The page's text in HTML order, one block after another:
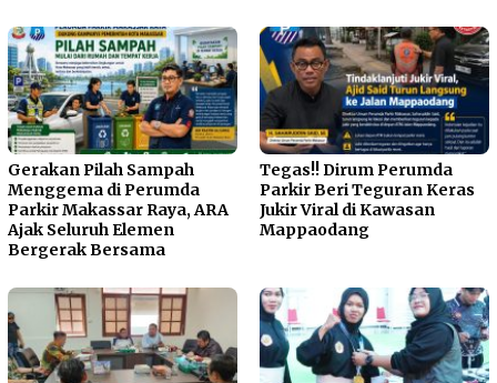
Gerakan Pilah Sampah
Menggema di Perumda
Parkir Makassar Raya, ARA
Ajak Seluruh Elemen
Bergerak Bersama
Tegas!! Dirum Perumda
Parkir Beri Teguran Keras
Jukir Viral di Kawasan
Mappaodang